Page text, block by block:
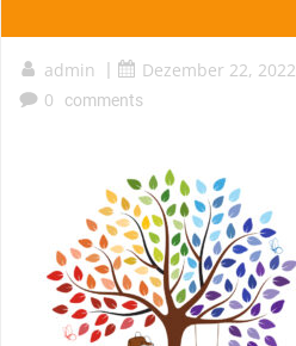
admin | Dezember 22, 2022
0
comments